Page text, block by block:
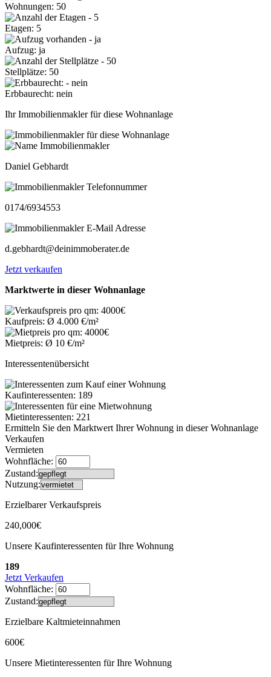
Wohnungen: 50
Etagen: 5
Aufzug: ja
Stellplätze: 50
Erbbaurecht: nein
Ihr Immobilienmakler für diese Wohnanlage
Daniel Gebhardt
0174/6934553
d.gebhardt@deinimmoberater.de
Jetzt verkaufen
Marktwerte in dieser Wohnanlage
Kaufpreis: Ø 4.000 €/m²
Mietpreis: Ø 10 €/m²
Interessentenübersicht
Kaufinteressenten: 189
Mietinteressenten: 221
Ermitteln Sie den Marktwert Ihrer Wohnung in dieser Wohnanlage
Verkaufen
Vermieten
Wohnfläche:
Zustand:
Nutzung:
Erzielbarer Verkaufspreis
240,000€
Unsere Kaufinteressenten für Ihre Wohnung
189
Jetzt Verkaufen
Wohnfläche:
Zustand:
Erzielbare Kaltmieteinnahmen
600€
Unsere Mietinteressenten für Ihre Wohnung